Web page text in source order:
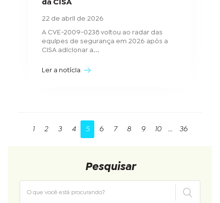
da CISA
22 de abril de 2026
A CVE-2009-0238 voltou ao radar das
equipes de segurança em 2026 após a
CISA adicionar a...
Ler a notícia
1 2 3 4 5 6 7 8 9 10 36
Pesquisar